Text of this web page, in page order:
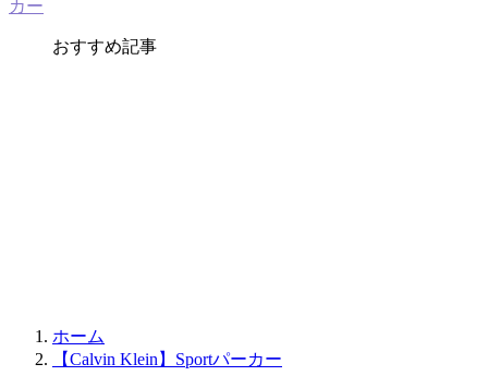
カー
おすすめ記事
ホーム
【Calvin Klein】Sportパーカー